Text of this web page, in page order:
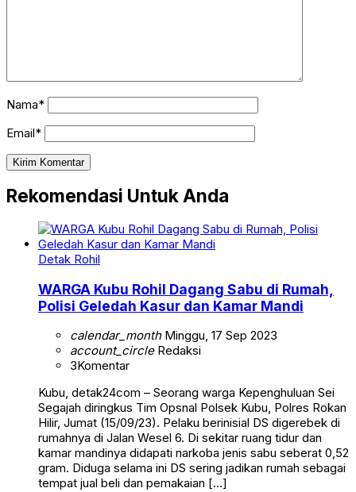
Nama*
Email*
Rekomendasi Untuk Anda
Detak Rohil
WARGA Kubu Rohil Dagang Sabu di Rumah,
Polisi Geledah Kasur dan Kamar Mandi
calendar_monthMinggu, 17 Sep 2023
account_circleRedaksi
3Komentar
Kubu, detak24com – Seorang warga Kepenghuluan Sei
Segajah diringkus Tim Opsnal Polsek Kubu, Polres Rokan
Hilir, Jumat (15/09/23). Pelaku berinisial DS digerebek di
rumahnya di Jalan Wesel 6. Di sekitar ruang tidur dan
kamar mandinya didapati narkoba jenis sabu seberat 0,52
gram. Diduga selama ini DS sering jadikan rumah sebagai
tempat jual beli dan pemakaian […]